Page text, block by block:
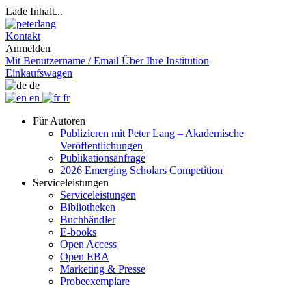
Lade Inhalt...
Kontakt
Anmelden
Mit Benutzername / Email Über Ihre Institution
Einkaufswagen
de
en
fr
Für Autoren
Publizieren mit Peter Lang – Akademische
Veröffentlichungen
Publikationsanfrage
2026 Emerging Scholars Competition
Serviceleistungen
Serviceleistungen
Bibliotheken
Buchhändler
E-books
Open Access
Open EBA
Marketing & Presse
Probeexemplare